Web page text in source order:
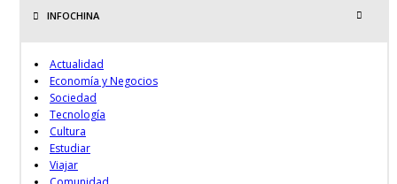
INFOCHINA
Actualidad
Economía y Negocios
Sociedad
Tecnología
Cultura
Estudiar
Viajar